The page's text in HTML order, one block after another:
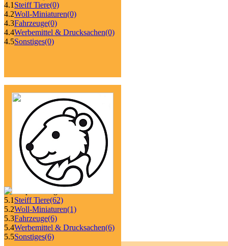
4.1 Steiff Tiere(0)
4.2Woll-Miniaturen(0)
4.3Fahrzeuge(0)
4.4Werbemittel & Drucksachen(0)
4.5Sonstiges(0)
5.1 Steiff Tiere(62)
5.2Woll-Miniaturen(1)
5.3Fahrzeuge(6)
5.4Werbemittel & Drucksachen(6)
5.5Sonstiges(6)